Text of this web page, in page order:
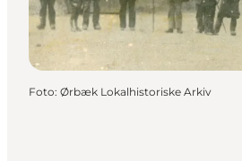
Foto: Ørbæk Lokalhistoriske Arkiv